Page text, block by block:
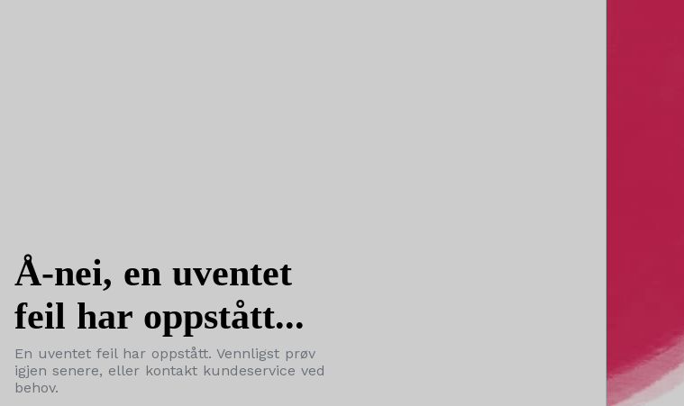
Å-nei, en uventet
feil har oppstått...
En uventet feil har oppstått. Vennligst prøv
igjen senere, eller kontakt kundeservice ved
behov.